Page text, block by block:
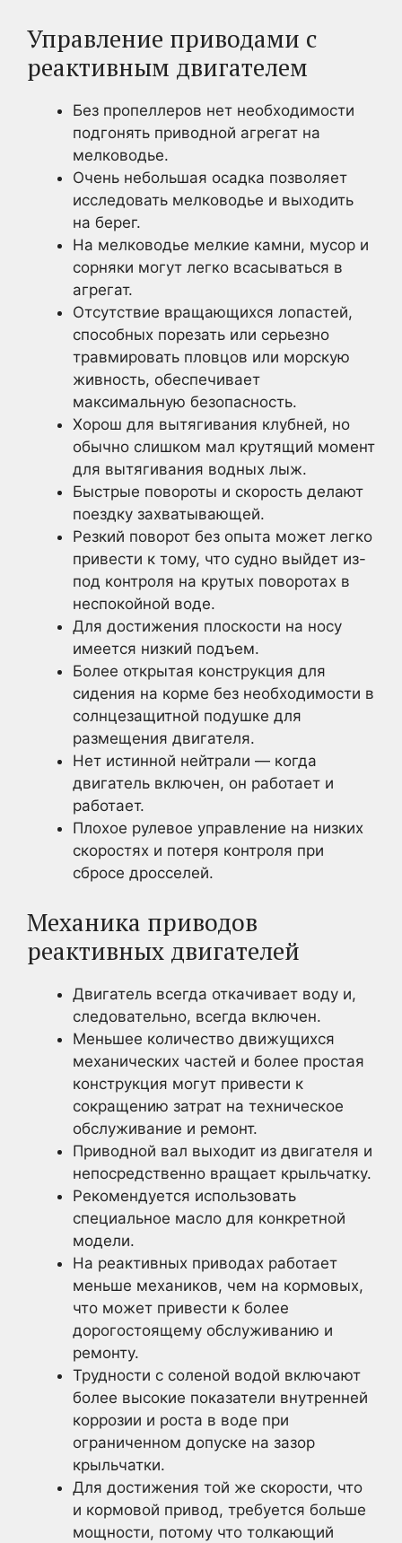
Управление приводами с
реактивным двигателем
Без пропеллеров нет необходимости
подгонять приводной агрегат на
мелководье.
Очень небольшая осадка позволяет
исследовать мелководье и выходить
на берег.
На мелководье мелкие камни, мусор и
сорняки могут легко всасываться в
агрегат.
Отсутствие вращающихся лопастей,
способных порезать или серьезно
травмировать пловцов или морскую
живность, обеспечивает
максимальную безопасность.
Хорош для вытягивания клубней, но
обычно слишком мал крутящий момент
для вытягивания водных лыж.
Быстрые повороты и скорость делают
поездку захватывающей.
Резкий поворот без опыта может легко
привести к тому, что судно выйдет из-
под контроля на крутых поворотах в
неспокойной воде.
Для достижения плоскости на носу
имеется низкий подъем.
Более открытая конструкция для
сидения на корме без необходимости в
солнцезащитной подушке для
размещения двигателя.
Нет истинной нейтрали — когда
двигатель включен, он работает и
работает.
Плохое рулевое управление на низких
скоростях и потеря контроля при
сбросе дросселей.
Механика приводов
реактивных двигателей
Двигатель всегда откачивает воду и,
следовательно, всегда включен.
Меньшее количество движущихся
механических частей и более простая
конструкция могут привести к
сокращению затрат на техническое
обслуживание и ремонт.
Приводной вал выходит из двигателя и
непосредственно вращает крыльчатку.
Рекомендуется использовать
специальное масло для конкретной
модели.
На реактивных приводах работает
меньше механиков, чем на кормовых,
что может привести к более
дорогостоящему обслуживанию и
ремонту.
Трудности с соленой водой включают
более высокие показатели внутренней
коррозии и роста в воде при
ограниченном допуске на зазор
крыльчатки.
Для достижения той же скорости, что
и кормовой привод, требуется больше
мощности, потому что толкающий